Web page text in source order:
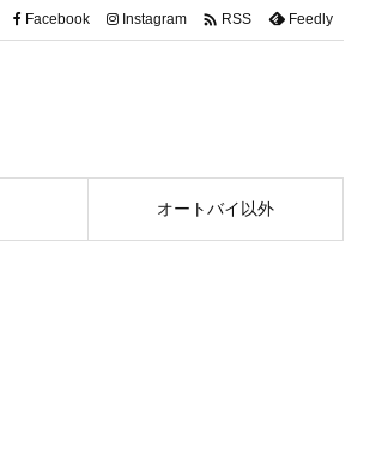
オートバイ以外
Facebook Instagram  RSS Feedly